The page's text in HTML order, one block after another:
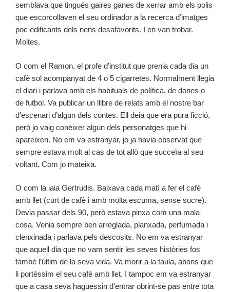
semblava que tingués gaires ganes de xerrar amb els polis
que escorcollaven el seu ordinador a la recerca d’imatges
poc edificants dels nens desafavorits. I en van trobar.
Moltes.
O com el Ramon, el profe d’institut que prenia cada dia un
cafè sol acompanyat de 4 o 5 cigarretes. Normalment llegia
el diari i parlava amb els habituals de política, de dones o
de futbol. Va publicar un llibre de relats amb el nostre bar
d’escenari d’algun dels contes. Ell deia que era pura ficció,
però jo vaig conèixer algun dels personatges que hi
apareixen. No em va estranyar, jo ja havia observat que
sempre estava molt al cas de tot allò que succeïa al seu
voltant. Com jo mateixa.
O com la iaia Gertrudis. Baixava cada matí a fer el cafè
amb llet (curt de cafè i amb molta escuma, sense sucre).
Devia passar dels 90, però estava pinxa com una mala
cosa. Venia sempre ben arreglada, planxada, perfumada i
clenxinada i parlava pels descosits. No em va estranyar
que aquell dia que no vam sentir les seves històries fos
també l’últim de la seva vida. Va morir a la taula, abans que
li portèssim el seu cafè amb llet. I tampoc em va estranyar
que a casa seva haguessin d’entrar obrint-se pas entre tota